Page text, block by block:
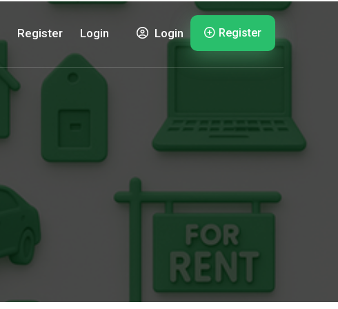
Register Login Login Register